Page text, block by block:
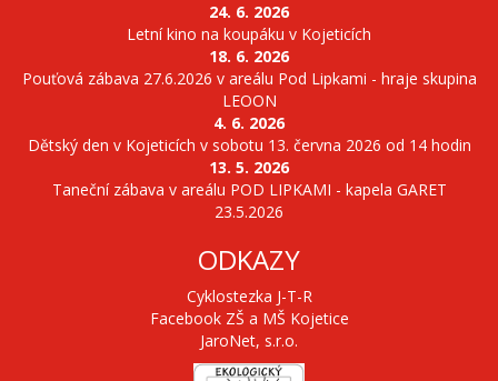
24. 6. 2026
Letní kino na koupáku v Kojeticích
18. 6. 2026
Pouťová zábava 27.6.2026 v areálu Pod Lipkami - hraje skupina
LEOON
4. 6. 2026
Dětský den v Kojeticích v sobotu 13. června 2026 od 14 hodin
13. 5. 2026
Taneční zábava v areálu POD LIPKAMI - kapela GARET
23.5.2026
ODKAZY
Cyklostezka J-T-R
Facebook ZŠ a MŠ Kojetice
JaroNet, s.r.o.